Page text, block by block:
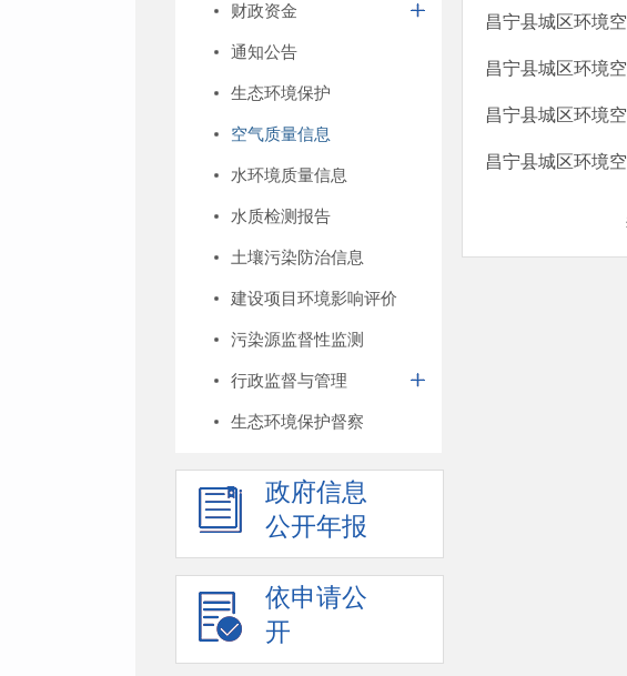
财政资金
通知公告
生态环境保护
空气质量信息
水环境质量信息
水质检测报告
土壤污染防治信息
建设项目环境影响评价
污染源监督性监测
行政监督与管理
生态环境保护督察
政府信息
公开年报
依申请公
开
昌宁县城区环境
昌宁县城区环境
昌宁县城区环境
昌宁县城区环境